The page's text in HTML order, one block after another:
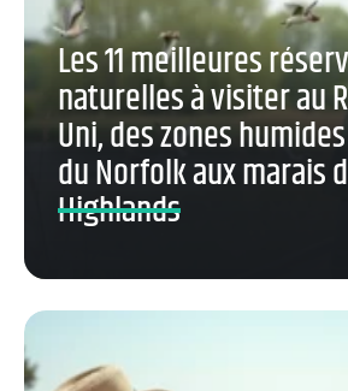
Les 11 meilleures
naturelles à visiter au
Uni, des zones
du Norfolk aux marais
Highlands